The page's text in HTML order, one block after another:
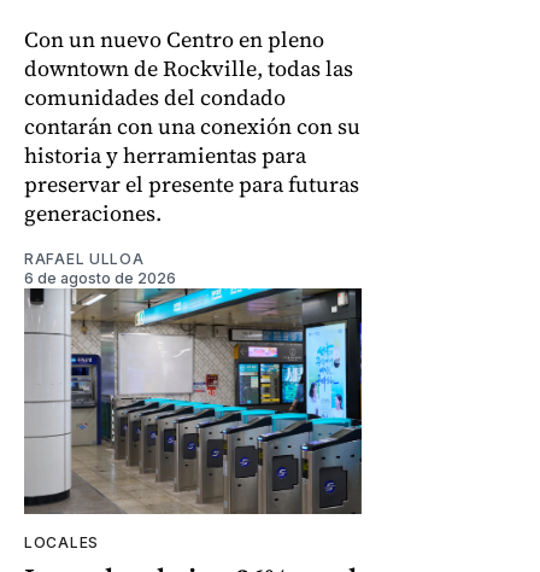
Con un nuevo Centro en pleno
downtown de Rockville, todas las
comunidades del condado
contarán con una conexión con su
historia y herramientas para
preservar el presente para futuras
generaciones.
RAFAEL ULLOA
6 de agosto de 2026
LOCALES